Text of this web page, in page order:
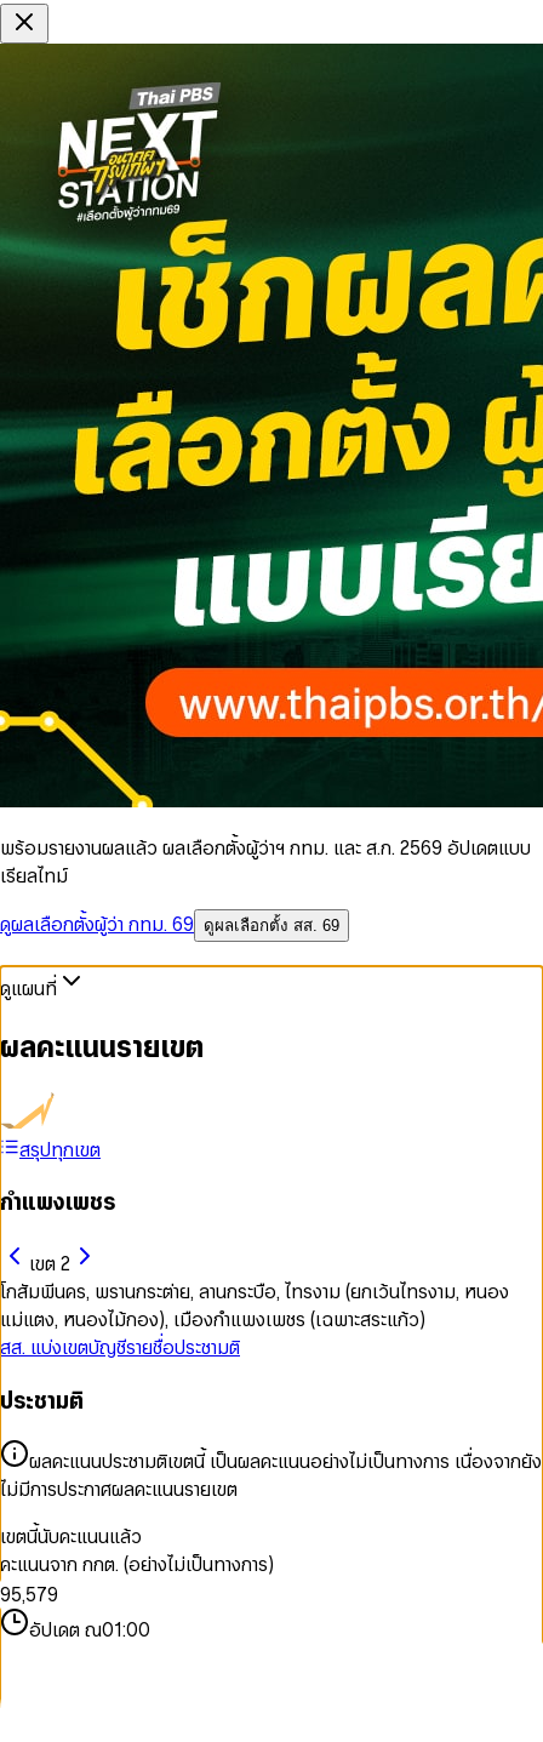
พร้อมรายงานผลแล้ว ผลเลือกตั้งผู้ว่าฯ กทม. และ ส.ก. 2569 อัปเดตแบบ
เรียลไทม์
ดูผลเลือกตั้งผู้ว่า กทม. 69
ดูผลเลือกตั้ง สส. 69
ดูแผนที่
ผลคะแนนรายเขต
สรุปทุกเขต
กำแพงเพชร
เขต 2
โกสัมพีนคร, พรานกระต่าย, ลานกระบือ, ไทรงาม (ยกเว้นไทรงาม, หนอง
แม่แตง, หนองไม้กอง), เมืองกำแพงเพชร (เฉพาะสระแก้ว)
สส. แบ่งเขตบัญชีรายชื่อประชามติ
ประชามติ
ผลคะแนนประชามติเขตนี้ เป็นผลคะแนนอย่างไม่เป็นทางการ เนื่องจากยัง
ไม่มีการประกาศผลคะแนนรายเขต
เขตนี้นับคะแนนแล้ว
คะแนนจาก กกต. (อย่างไม่เป็นทางการ)
0
1
2
3
4
5
6
7
8
9
0
1
2
3
4
5
6
7
,
0
1
2
3
4
5
6
7
1
2
3
4
5
6
7
8
9
0
1
3
4
5
6
7
8
9
อัปเดต ณ01:00